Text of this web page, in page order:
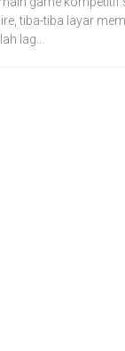
tiba-tiba layar
lag…